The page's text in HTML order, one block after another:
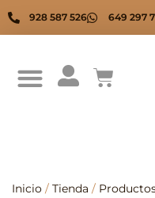
928 587 526 649 297
Inicio / Tienda /